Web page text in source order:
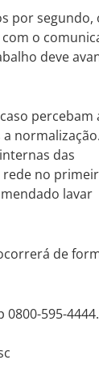
por segundo,
o
deve
percebam
normalização.
das
rede no
lavar
de
595-4444.